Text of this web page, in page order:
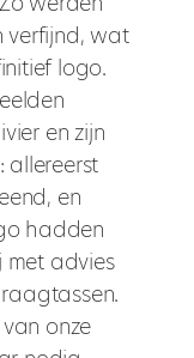
verfijnd, wat
logo.
en zijn
en
hadden
met advies
onze